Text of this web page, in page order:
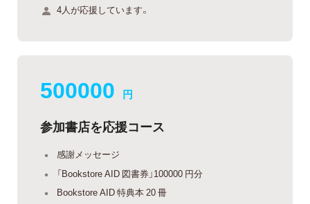
4人が応援しています。
500000 円
参加書店を応援コース
感謝メッセージ
「Bookstore AID 図書券」100000 円分
Bookstore AID 特典本 20 冊